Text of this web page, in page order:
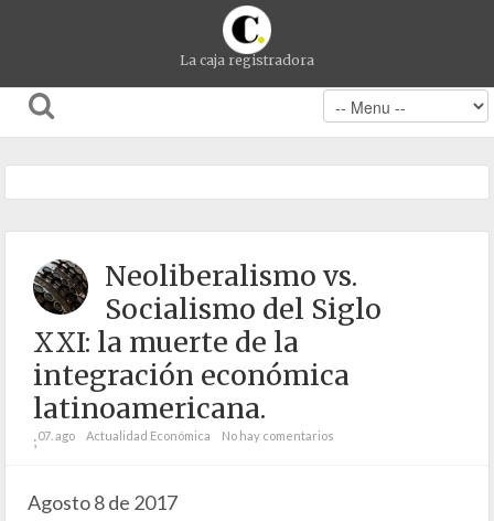
La caja registradora
Neoliberalismo vs.
Socialismo del Siglo
XXI: la muerte de la
integración económica
latinoamericana.
;07. ago Actualidad Económica No hay comentarios
Agosto 8 de 2017